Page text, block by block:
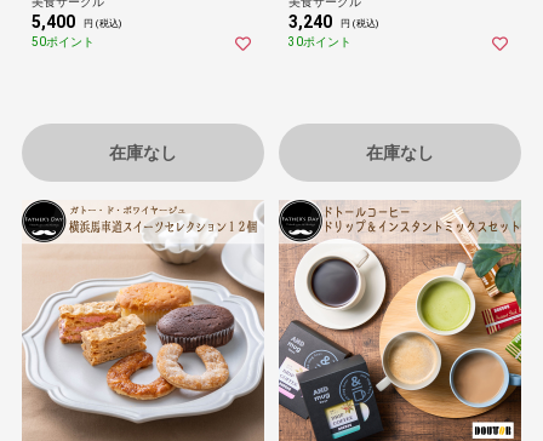
5,400 円 (税込)
50ポイント
在庫なし
3,240 円 (税込)
30ポイント
在庫なし